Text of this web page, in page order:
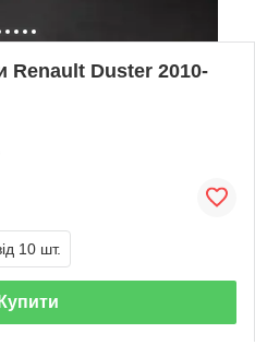
Renault Duster 2010-
10 шт.
Купити